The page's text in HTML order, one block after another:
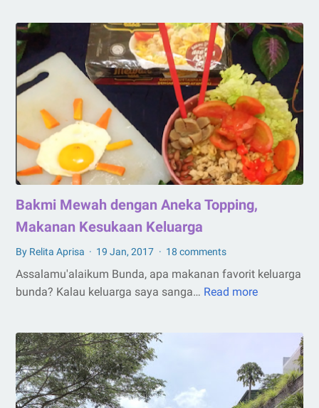
Blogging
Yang
Mumpuni
Bakmi Mewah dengan Aneka Topping,
Makanan Kesukaan Keluarga
By Relita Aprisa 19 Jan, 2017 18 comments
Assalamu'alaikum Bunda, apa makanan favorit keluarga
bunda? Kalau keluarga saya sanga… Read more
Topping,
Makanan
Kesukaan